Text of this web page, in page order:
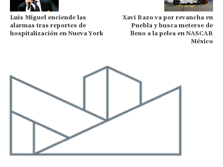
Luis Miguel enciende las
alarmas tras reportes de
hospitalización en Nueva York
Xavi Razo va por revancha en
Puebla y busca meterse de
lleno a la pelea en NASCAR
México